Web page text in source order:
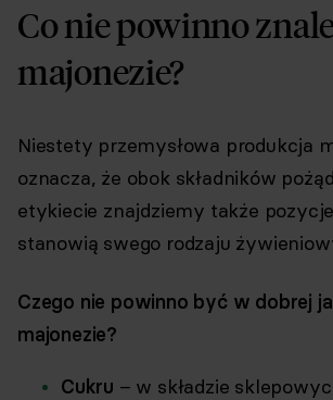
Co nie powinno
majonezie?
Niestety przemysłowa produkcja
oznacza, że obok składników
etykiecie znajdziemy także
stanowią swego rodzaju
Czego nie powinno być w dobrej
majonezie?
Cukru – w składzie